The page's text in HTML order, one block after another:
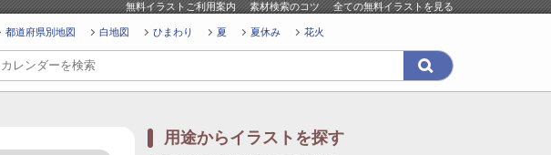
無料イラストご利用案内 素材検索のコツ 全ての無料イラストを見る
都道府県別地図 白地図 ひまわり 夏 夏休み 花火
用途からイラストを探す